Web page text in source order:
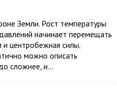
Земли. Рост температуры
начинает перемещать
и центробежная силы.
можно описать
сложнее, и…